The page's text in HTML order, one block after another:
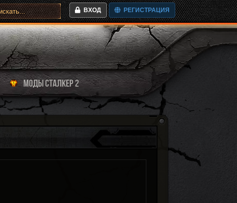
ВХОД РЕГИСТРАЦИЯ
МОДЫ СТАЛКЕР 2